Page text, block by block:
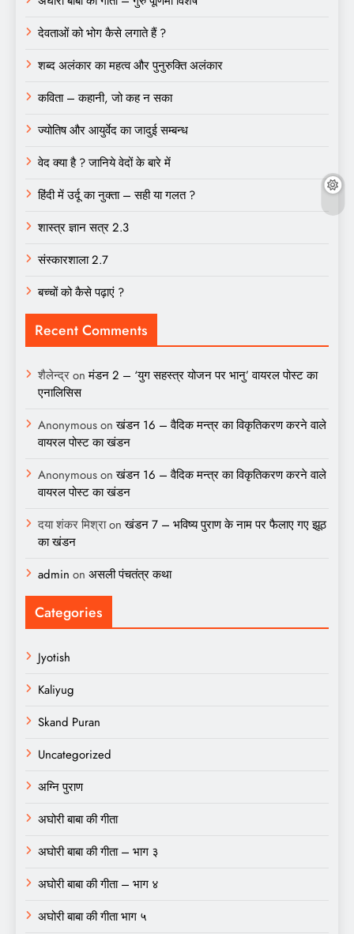
देवताओं को भोग कैसे लगाते हैं ?
शब्द अलंकार का महत्व और पुनुरुक्ति अलंकार
कविता – कहानी, जो कह न सका
ज्योतिष और आयुर्वेद का जादुई सम्बन्ध
वेद क्या है ? जानिये वेदों के बारे में
हिंदी में उर्दू का नुक्ता – सही या गलत ?
शास्त्र ज्ञान सत्र 2.3
संस्कारशाला 2.7
बच्चों को कैसे पढ़ाएं ?
Recent Comments
शैलेन्द्रonमंडन 2 – ‘युग सहस्त्र योजन पर भानु’ वायरल पोस्ट का
एनालिसिस
Anonymousonखंडन 16 – वैदिक मन्त्र का विकृतिकरण करने वाले
वायरल पोस्ट का खंडन
Anonymousonखंडन 16 – वैदिक मन्त्र का विकृतिकरण करने वाले
वायरल पोस्ट का खंडन
दया शंकर मिश्राonखंडन 7 – भविष्य पुराण के नाम पर फैलाए गए झूठ
का खंडन
admin on असली पंचतंत्र कथा
Categories
Jyotish
Kaliyug
Skand Puran
Uncategorized
अग्नि पुराण
अघोरी बाबा की गीता
अघोरी बाबा की गीता – भाग ३
अघोरी बाबा की गीता – भाग ४
अघोरी बाबा की गीता भाग ५